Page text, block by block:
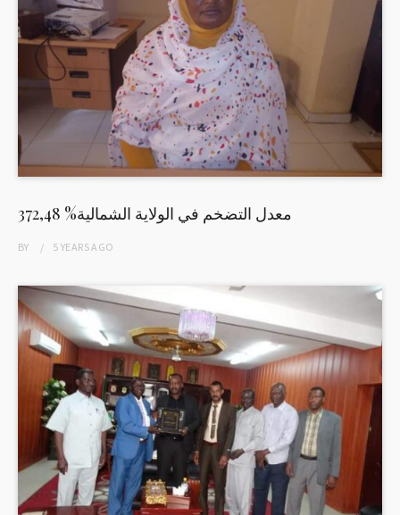
372,48 %معدل التضخم في الولاية الشمالية
BY 5 YEARSAGO